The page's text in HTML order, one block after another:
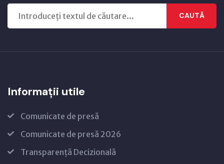
CAUTĂ
Informații utile
Comunicate de presă
Comunicate de presă 2026
Transparență Decizională